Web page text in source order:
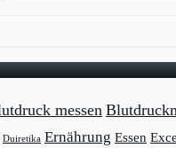
messen
Duiretika Ernährung Essen